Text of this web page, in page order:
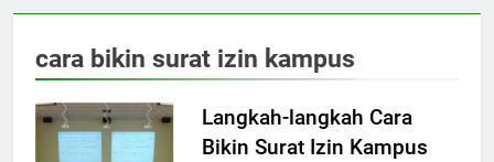
cara bikin surat izin kampus
Langkah-langkah Cara
Bikin Surat Izin Kampus